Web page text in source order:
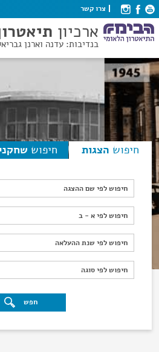
צרו קשר
ארכיון
בנדיבות: עדנה וארנן
חיפוש הצגות חיפוש
חיפוש לפי שם ההצגה
חיפוש לפי א - ב
חיפוש לפי א - ב
חיפוש לפי שנת ההעלאה
חיפוש לפי שנת ההעלאה
חיפוש לפי סוגה
חיפוש לפי סוגה
חפש